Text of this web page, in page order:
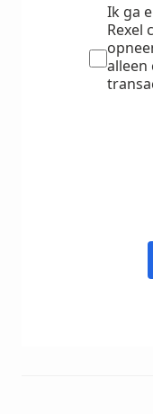
Ik ga
Rexel
alleen